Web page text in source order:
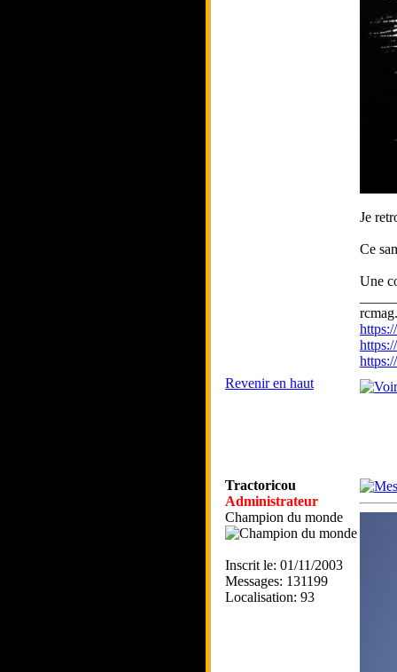
Je
Ce
Une
Revenir en haut
Tractoricou
Administrateur
Champion du monde
Inscrit le: 01/11/2003
Messages: 131199
Localisation: 93